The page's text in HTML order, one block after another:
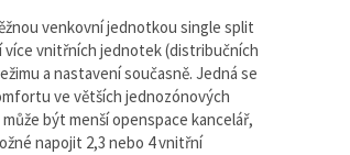
venkovní jednotkou single split
více vnitřních jednotek (distribučních
a nastavení současně. Jedná se
ve větších jednozónových
být menší openspace kancelář,
napojit 2,3 nebo 4 vnitřní